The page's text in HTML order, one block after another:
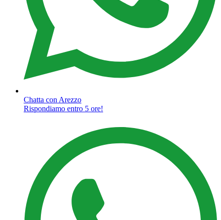
Chatta con Arezzo
Rispondiamo entro 5 ore!